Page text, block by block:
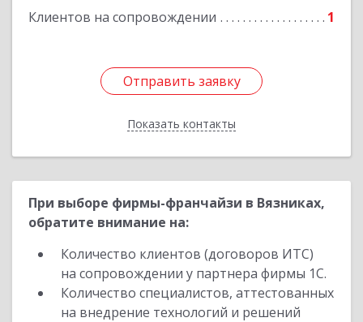
Клиентов на сопровождении 1
Отправить заявку
Показать контакты
Отправить заявку
Назад
При выборе фирмы-франчайзи в Вязниках,
обратите внимание на:
Количество клиентов (договоров ИТС)
на сопровождении у партнера фирмы 1С.
Количество специалистов, аттестованных
на внедрение технологий и решений